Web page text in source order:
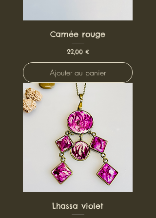
Camée rouge
Prix
22,00 €
Ajouter au panier
Lhassa violet